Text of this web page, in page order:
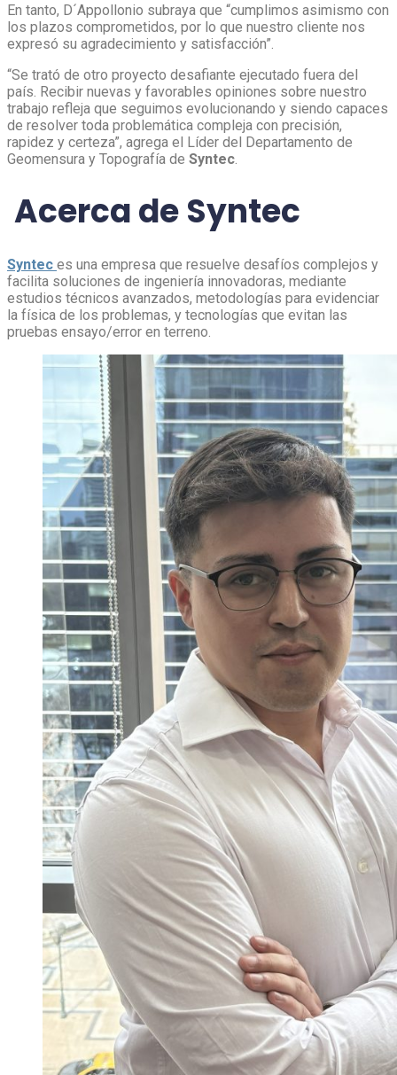
En tanto, D´Appollonio subraya que “cumplimos asimismo con
los plazos comprometidos, por lo que nuestro cliente nos
expresó su agradecimiento y satisfacción”.
“Se trató de otro proyecto desafiante ejecutado fuera del
país. Recibir nuevas y favorables opiniones sobre nuestro
trabajo refleja que seguimos evolucionando y siendo capaces
de resolver toda problemática compleja con precisión,
rapidez y certeza”, agrega el Líder del Departamento de
Geomensura y Topografía de Syntec
Acerca de Syntec
Syntec es una empresa que resuelve desafíos complejos y
facilita soluciones de ingeniería innovadoras, mediante
estudios técnicos avanzados, metodologías para evidenciar
la física de los problemas, y tecnologías que evitan las
pruebas ensayo/error en terreno.